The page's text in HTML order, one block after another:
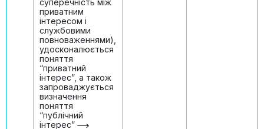
суперечність між
приватним
інтересом і
службовими
повноваженнями),
удосконалюється
поняття
“приватний
інтерес”, а також
запроваджується
визначення
поняття
“публічний
інтерес”